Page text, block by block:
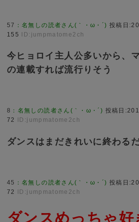
57 ：名無しの読者さん(｀・ω・´) 投稿日
155
ID:jumpmatome2ch
今ヒョロイ主人公多いから、
の連載すれば流行りそう
8 ： 名無しの読者さん(｀・ω・´) 投稿日
72
ID:jumpmatome2ch
ダンスはまだきれいに終わる
45 ：名無しの読者さん(｀・ω・´) 投稿日
72 ID:jumpmatome2ch
ダンスめっちゃ好